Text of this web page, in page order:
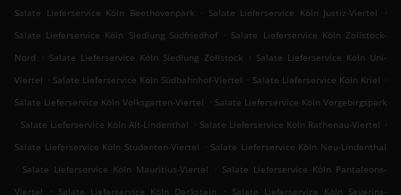
Salate Lieferservice Köln Beethovenpark . Salate Lieferservice Köln Justiz-Viertel
.
Salate Lieferservice Köln Siedlung Südfriedhof . Salate Lieferservice Köln Zollstock-
Nord
. Salate Lieferservice Köln Siedlung Zollstock . Salate Lieferservice Köln Uni-
Viertel . Salate Lieferservice Köln Südbahnhof-Viertel . Salate Lieferservice Köln Kriel .
Salate Lieferservice Köln Volksgarten-Viertel . Salate Lieferservice Köln Vorgebirgspark
. Salate Lieferservice Köln Alt-Lindenthal . Salate Lieferservice Köln Rathenau-Viertel .
Salate Lieferservice Köln Studenten-Viertel . Salate Lieferservice Köln Neu-Lindenthal
. Salate Lieferservice Köln Mauritius-Viertel . Salate Lieferservice Köln Pantaleons-
Viertel
. Salate Lieferservice Köln Deckstein . Salate Lieferservice Köln Severins-